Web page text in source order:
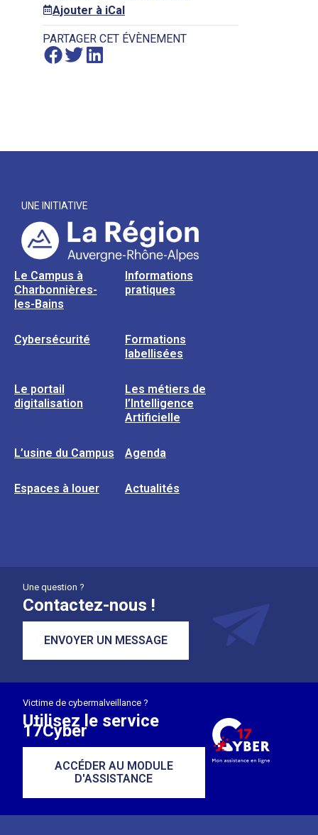
Ajouter à iCal
PARTAGER CET ÉVÈNEMENT
UNE INITIATIVE
Le Campus à
Charbonnières-
les-Bains
Informations
pratiques
Cybersécurité
Formations
labellisées
Le portail
digitalisation
Les métiers de
l’Intelligence
Artificielle
L’usine du Campus Agenda
Espaces à louer Actualités
Une question ?
Contactez-nous !
ENVOYER UN MESSAGE
Victime de cybermalveillance ?
Utilisez le service
17Cyber
ACCÉDER AU MODULE
D'ASSISTANCE